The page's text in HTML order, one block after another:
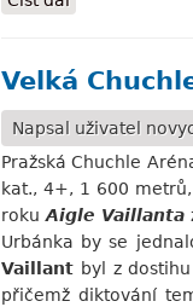
Velká
Napsal uživatel
Pražská Chuchle
kat., 4+, 1 600
rokuAigle Vaillanta
Urbánka by se
Vaillant byl z
přičemž diktování